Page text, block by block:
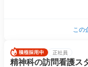
この
正社員
精神科の訪問看護ス